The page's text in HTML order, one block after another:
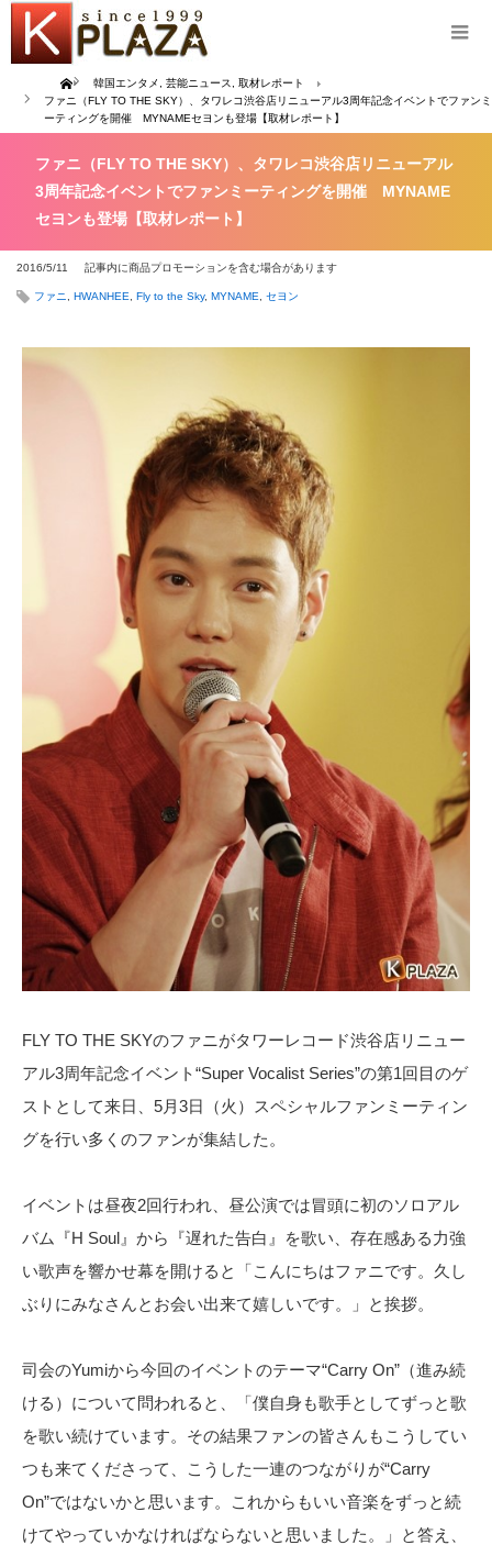
Home 韓国エンタメ 芸能ニュース
取材レポート
ファニ（FLY TO THE SKY）、タワレコ渋谷店リニューアル3周年記念イベントでファンミ
ーティングを開催 MYNAMEセヨンも登場【取材レポート】
ファニ（FLY TO THE SKY）、タワレコ渋谷店リニューアル
3周年記念イベントでファンミーティングを開催 MYNAME
セヨンも登場【取材レポート】
2016/5/11 記事内に商品プロモーションを含む場合があります
ファニ HWANHEE Fly to the Sky, MYNAME セヨン
FLY TO THE SKYのファニがタワーレコード渋谷店リニュー
アル3周年記念イベント“Super Vocalist Series”の第1回目のゲ
ストとして来日、5月3日（火）スペシャルファンミーティン
グを行い多くのファンが集結した。
イベントは昼夜2回行われ、昼公演では冒頭に初のソロアル
バム『H Soul』から『遅れた告白』を歌い、存在感ある力強
い歌声を響かせ幕を開けると「こんにちはファニです。久し
ぶりにみなさんとお会い出来て嬉しいです。」と挨拶。
司会のYumiから今回のイベントのテーマ“Carry On”（進み続
ける）について問われると、「僕自身も歌手としてずっと歌
を歌い続けています。その結果ファンの皆さんもこうしてい
つも来てくださって、こうした一連のつながりが“Carry
On”ではないかと思います。これからもいい音楽をずっと続
けてやっていかなければならないと思いました。」と答え、